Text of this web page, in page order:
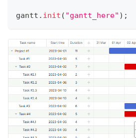
gantt . init ( "gantt_here" ) ;